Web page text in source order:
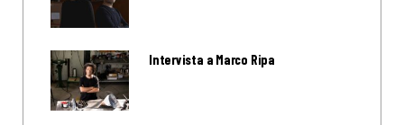
Intervista a Marco Ripa